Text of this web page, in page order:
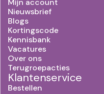
Mijn account
Nieuwsbrief
Blogs
Kortingscode
Kennisbank
Vacatures
Over ons
Terugroepacties
Klantenservice
Bestellen